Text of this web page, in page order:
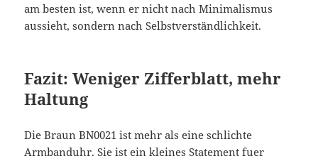
am besten ist, wenn er nicht nach Minimalismus
aussieht, sondern nach Selbstverständlichkeit.
Fazit: Weniger Zifferblatt, mehr
Haltung
Die Braun BN0021 ist mehr als eine schlichte
Armbanduhr. Sie ist ein kleines Statement fuer